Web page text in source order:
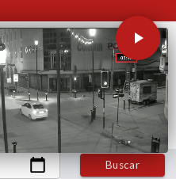
Buscar